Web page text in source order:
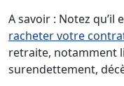
A savoir : Notez qu’il
racheter votre
retraite, notamment
surendettement,